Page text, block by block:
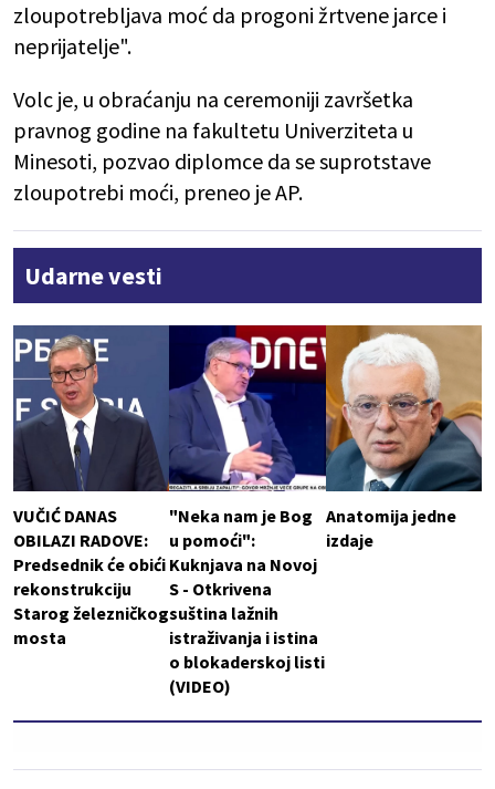
zloupotrebljava moć da progoni žrtvene jarce i
neprijatelje".
Volc je, u obraćanju na ceremoniji završetka
pravnog godine na fakultetu Univerziteta u
Minesoti, pozvao diplomce da se suprotstave
zloupotrebi moći, preneo je AP.
Udarne vesti
VUČIĆ DANAS
OBILAZI RADOVE:
Predsednik će obići
rekonstrukciju
Starog železničkog
mosta
"Neka nam je Bog
u pomoći":
Kuknjava na Novoj
S - Otkrivena
suština lažnih
istraživanja i istina
o blokaderskoj listi
(VIDEO)
Anatomija jedne
izdaje